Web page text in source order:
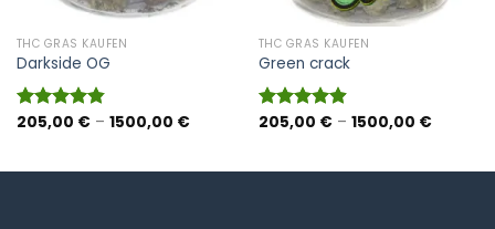
THC GRAS KAUFEN
Darkside OG
Bewertet
205,00 € – 1500,00 €Preisspanne:
THC GRAS KAUFEN
Green crack
Bewertet
205,00 € – 1500,00 €